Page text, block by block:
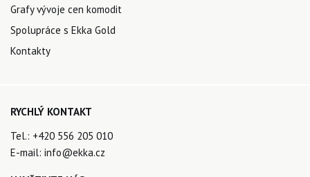
Grafy vývoje cen komodit
Spolupráce s Ekka Gold
Kontakty
RYCHLÝ KONTAKT
Tel.: +420 556 205 010
E-mail: info@ekka.cz